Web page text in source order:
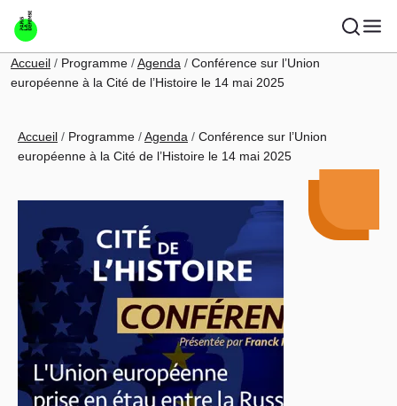
Aller au contenu principal
Fil d'Ariane
Accueil Programme Agenda
Conférence sur l’Union
européenne à la Cité de l’Histoire le 14 mai 2025
Fil d'Ariane
Accueil Programme Agenda
Conférence sur l’Union
européenne à la Cité de l’Histoire le 14 mai 2025